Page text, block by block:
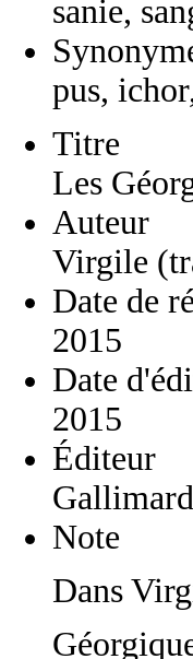
sanie,
pus,
Titre
Les
Auteur
Virgile
Date de
2015
Date
2015
Éditeur
Note
Dans